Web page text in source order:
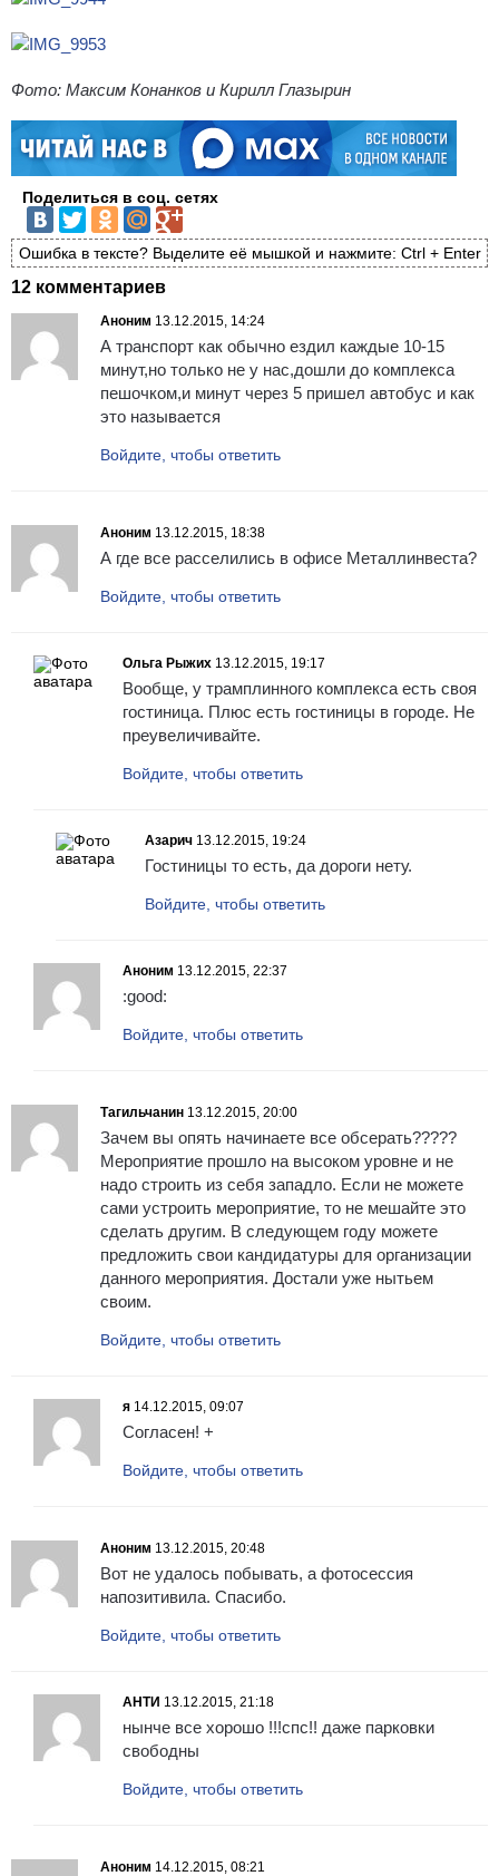
Фото: Максим Конанков и Кирилл Глазырин
Поделиться в соц. сетях
Ошибка в тексте? Выделите её мышкой и нажмите: Ctrl + Enter
12 комментариев
Аноним 13.12.2015, 14:24
А транспорт как обычно ездил каждые 10-15
минут,но только не у нас,дошли до комплекса
пешочком,и минут через 5 пришел автобус и как
это называется
Войдите, чтобы ответить
Аноним 13.12.2015, 18:38
А где все расселились в офисе Металлинвеста?
Войдите, чтобы ответить
Ольга Рыжих 13.12.2015, 19:17
Вообще, у трамплинного комплекса есть своя
гостиница. Плюс есть гостиницы в городе. Не
преувеличивайте.
Войдите, чтобы ответить
Азарич 13.12.2015, 19:24
Гостиницы то есть, да дороги нету.
Войдите, чтобы ответить
Аноним 13.12.2015, 22:37
:good:
Войдите, чтобы ответить
Тагильчанин 13.12.2015, 20:00
Зачем вы опять начинаете все обсерать?????
Мероприятие прошло на высоком уровне и не
надо строить из себя западло. Если не можете
сами устроить мероприятие, то не мешайте это
сделать другим. В следующем году можете
предложить свои кандидатуры для организации
данного мероприятия. Достали уже нытьем
своим.
Войдите, чтобы ответить
я 14.12.2015, 09:07
Согласен! +
Войдите, чтобы ответить
Аноним 13.12.2015, 20:48
Вот не удалось побывать, а фотосессия
напозитивила. Спасибо.
Войдите, чтобы ответить
АНТИ 13.12.2015, 21:18
нынче все хорошо !!!спс!! даже парковки
свободны
Войдите, чтобы ответить
Аноним 14.12.2015, 08:21